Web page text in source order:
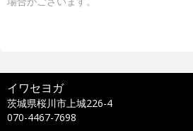
イワセヨガ
茨城県桜川市上城226-4
070-4467-7698